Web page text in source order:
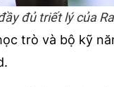
đủ triết lý của
trò và bộ kỹ